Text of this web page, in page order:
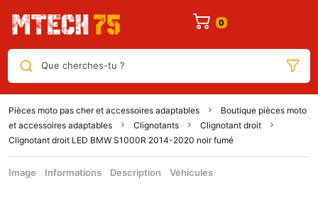
Que cherches-tu ?
Pièces moto pas cher et accessoires adaptables
Boutique pièces moto
et accessoires adaptables
Clignotants
Clignotant droit
Clignotant droit LED BMW S1000R 2014-2020 noir fumé
Image Informations Description Véhicules